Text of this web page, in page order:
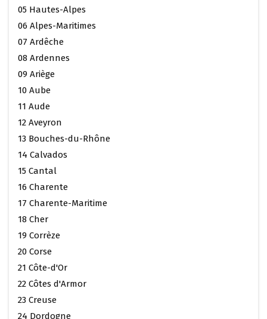
05 Hautes-Alpes
06 Alpes-Maritimes
07 Ardêche
08 Ardennes
09 Ariège
10 Aube
11 Aude
12 Aveyron
13 Bouches-du-Rhône
14 Calvados
15 Cantal
16 Charente
17 Charente-Maritime
18 Cher
19 Corrèze
20 Corse
21 Côte-d'Or
22 Côtes d'Armor
23 Creuse
24 Dordogne